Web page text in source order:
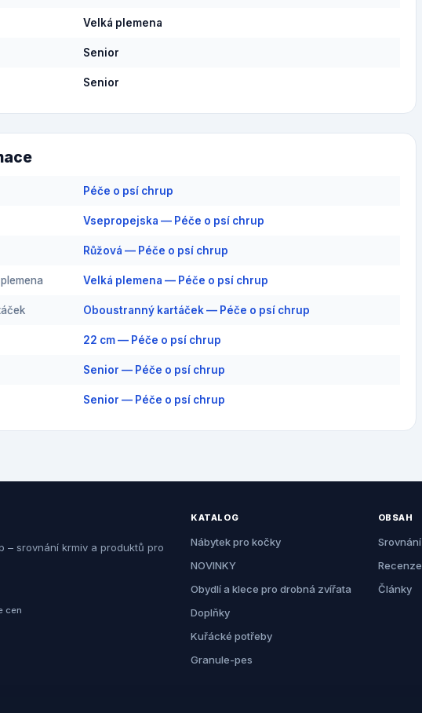
Velká plemena
Senior
Senior
Péče o psí chrup
Vsepropejska — Péče o psí chrup
Růžová — Péče o psí chrup
Velká plemena — Péče o psí chrup
Oboustranný kartáček — Péče o psí chrup
22 cm — Péče o psí chrup
Senior — Péče o psí chrup
Senior — Péče o psí chrup
– srovnání krmiv a produktů pro
cen
KATALOG
Nábytek pro kočky
NOVINKY
Obydlí a klece pro drobná zvířata
Doplňky
Kuřácké potřeby
Granule-pes
OBSAH
Srovnání
Recenze
Články